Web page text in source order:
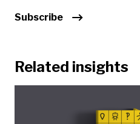
Subscribe
Related insights